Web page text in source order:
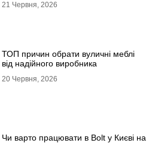
21 Червня, 2026
ТОП причин обрати вуличні меблі
від надійного виробника
20 Червня, 2026
Чи варто працювати в Bolt у Києві на